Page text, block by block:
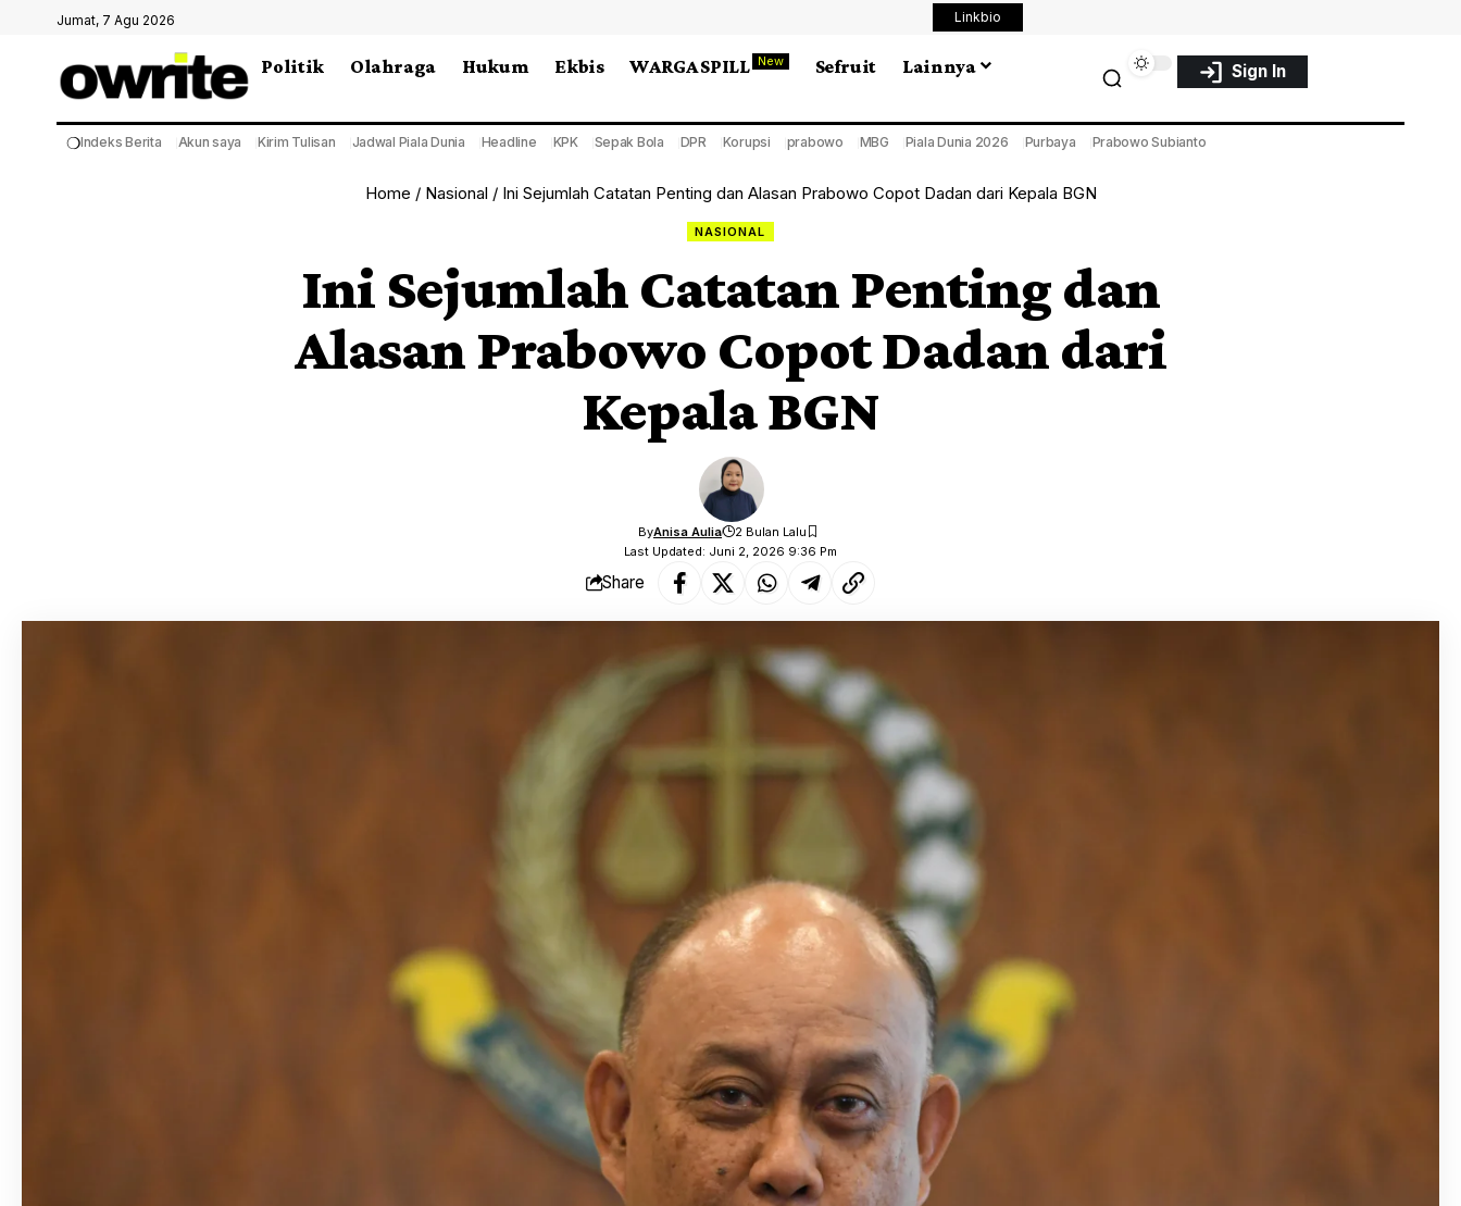
Jumat, 7 Agu 2026 Linkbio
Politik Olahraga Hukum Ekbis WARGA SPILL New Sefruit Lainnya Sign In
❍Indeks Berita Akun saya Kirim Tulisan Jadwal Piala Dunia Headline KPK Sepak Bola DPR Korupsi prabowo MBG Piala Dunia 2026 Purbaya Prabowo Subianto
Home / Nasional / Ini Sejumlah Catatan Penting dan Alasan Prabowo Copot Dadan dari Kepala BGN
NASIONAL
Ini Sejumlah Catatan Penting dan
Alasan Prabowo Copot Dadan dari
Kepala BGN
Last Updated: Juni 2, 2026 9:36 Pm
ByAnisa Aulia 2 Bulan Lalu
Share